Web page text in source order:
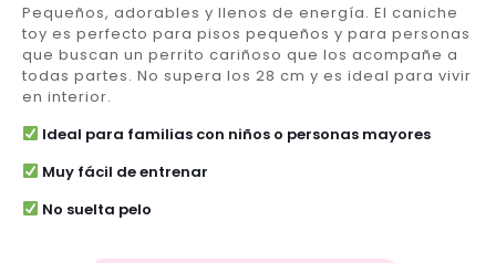
Pequeños, adorables y llenos de energía. El caniche
toy es perfecto para pisos pequeños y para personas
que buscan un perrito cariñoso que los acompañe a
todas partes. No supera los 28 cm y es ideal para vivir
en interior.
Ideal para familias con niños o personas mayores
Muy fácil de entrenar
No suelta pelo